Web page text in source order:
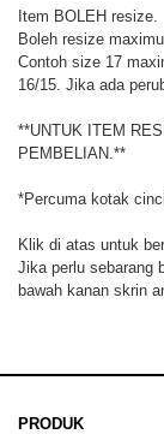
Item BOLEH resize.
Boleh resize
Contoh size 17
16/15. Jika ada
**UNTUK ITEM
PEMBELIAN.**
*Percuma kotak
Klik di atas untuk
Jika perlu sebarang
bawah kanan skrin
PRODUK